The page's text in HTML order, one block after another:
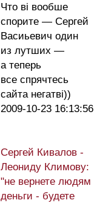
Что ві вообше
спорите — Сергей
Васиьевич один
из лутших —
а теперь
все спрячтесь
сайта негатві))
2009-10-23 16:13:56
Сергей Кивалов -
Леониду Климову:
"не вернете людям
деньги - будете